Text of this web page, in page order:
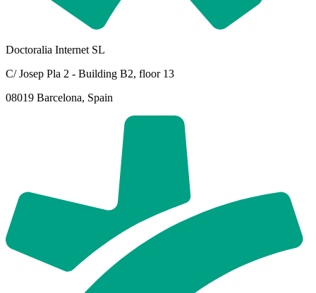
Doctoralia Internet SL
C/ Josep Pla 2 - Building B2, floor 13
08019 Barcelona, Spain